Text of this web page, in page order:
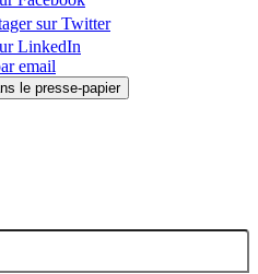
sur Twitter
LinkedIn
email
le presse-papier